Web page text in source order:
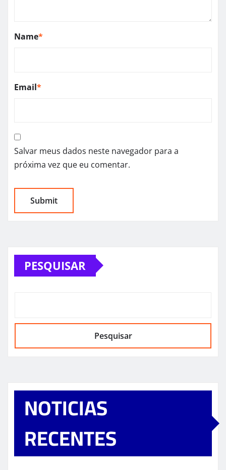
Name*
Email*
Salvar meus dados neste navegador para a
próxima vez que eu comentar.
PESQUISAR
Pesquisar
NOTICIAS
RECENTES